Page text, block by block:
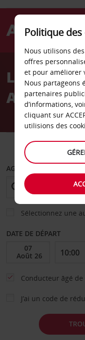
AvisLocation
Auxerre
VOITURE
AGENCE DE DÉPART
Sélectionnez une
DATE DE DÉPART
Conducteur âgé
J’ai un code de
Politique
Nous utilisons
offres
et pour améliorer
Nous partageons
partenaires
d’informations,
cliquant sur
utilisions des